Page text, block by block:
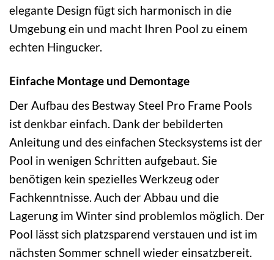
elegante Design fügt sich harmonisch in die
Umgebung ein und macht Ihren Pool zu einem
echten Hingucker.
Einfache Montage und Demontage
Der Aufbau des Bestway Steel Pro Frame Pools
ist denkbar einfach. Dank der bebilderten
Anleitung und des einfachen Stecksystems ist der
Pool in wenigen Schritten aufgebaut. Sie
benötigen kein spezielles Werkzeug oder
Fachkenntnisse. Auch der Abbau und die
Lagerung im Winter sind problemlos möglich. Der
Pool lässt sich platzsparend verstauen und ist im
nächsten Sommer schnell wieder einsatzbereit.